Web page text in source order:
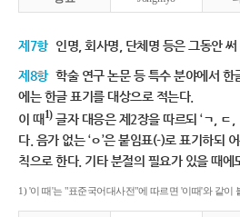
제7항 인명, 회사명, 단체명 등은 그동안
제8항 학술 연구 논문 등 특수 분야에서 한
에는 한글 표기를 대상으로 적는다.
이 때1)글자 대응은 제2장을 따르되 ‘ㄱ, ㄷ,
다. 음가 없는 ‘ㅇ’은 붙임표(-)로 표기하되
칙으로 한다. 기타 분절의 필요가 있을 때에
1) '이 때'는 "표준국어대사전"에 따르면 '이때'와 같이